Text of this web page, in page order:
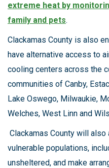
extreme heat by
family and pets.
Clackamas County is also
have alternative access to
cooling centers across the
communities of Canby,
Lake Oswego, Milwaukie,
Welches, West Linn and
Clackamas County will
vulnerable populations,
unsheltered, and make